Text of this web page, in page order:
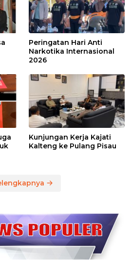
Peringatan Hari Anti
Narkotika Internasional
2026
Kunjungan Kerja Kajati
Kalteng ke Pulang Pisau